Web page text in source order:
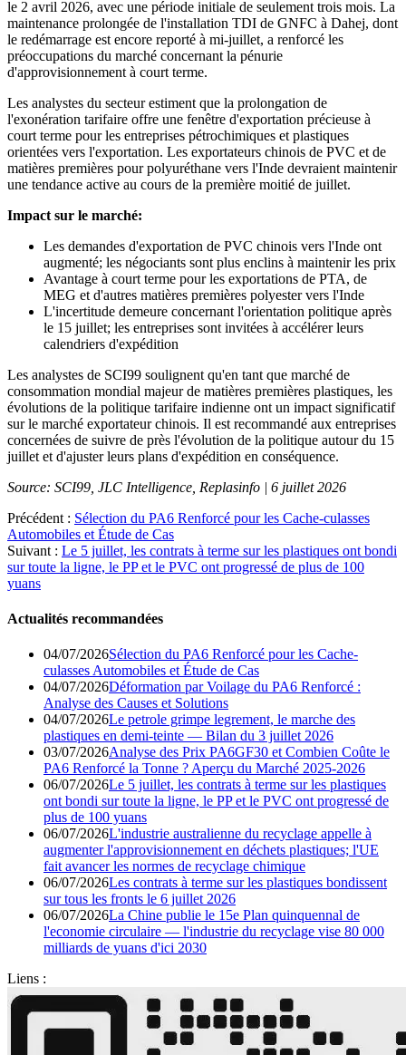
le 2 avril 2026, avec une période initiale de seulement trois mois. La
maintenance prolongée de l'installation TDI de GNFC à Dahej, dont
le redémarrage est encore reporté à mi-juillet, a renforcé les
préoccupations du marché concernant la pénurie
d'approvisionnement à court terme.
Les analystes du secteur estiment que la prolongation de
l'exonération tarifaire offre une fenêtre d'exportation précieuse à
court terme pour les entreprises pétrochimiques et plastiques
orientées vers l'exportation. Les exportateurs chinois de PVC et de
matières premières pour polyuréthane vers l'Inde devraient maintenir
une tendance active au cours de la première moitié de juillet.
Impact sur le marché:
Les demandes d'exportation de PVC chinois vers l'Inde ont
augmenté; les négociants sont plus enclins à maintenir les prix
Avantage à court terme pour les exportations de PTA, de
MEG et d'autres matières premières polyester vers l'Inde
L'incertitude demeure concernant l'orientation politique après
le 15 juillet; les entreprises sont invitées à accélérer leurs
calendriers d'expédition
Les analystes de SCI99 soulignent qu'en tant que marché de
consommation mondial majeur de matières premières plastiques, les
évolutions de la politique tarifaire indienne ont un impact significatif
sur le marché exportateur chinois. Il est recommandé aux entreprises
concernées de suivre de près l'évolution de la politique autour du 15
juillet et d'ajuster leurs plans d'expédition en conséquence.
Source: SCI99, JLC Intelligence, Replasinfo | 6 juillet 2026
Précédent : Sélection du PA6 Renforcé pour les Cache-culasses
Automobiles et Étude de Cas
Suivant : Le 5 juillet, les contrats à terme sur les plastiques ont bondi
sur toute la ligne, le PP et le PVC ont progressé de plus de 100
yuans
Actualités recommandées
04/07/2026Sélection du PA6 Renforcé pour les Cache-
culasses Automobiles et Étude de Cas
04/07/2026Déformation par Voilage du PA6 Renforcé :
Analyse des Causes et Solutions
04/07/2026Le petrole grimpe legrement, le marche des
plastiques en demi-teinte — Bilan du 3 juillet 2026
03/07/2026Analyse des Prix PA6GF30 et Combien Coûte le
PA6 Renforcé la Tonne ? Aperçu du Marché 2025-2026
06/07/2026Le 5 juillet, les contrats à terme sur les plastiques
ont bondi sur toute la ligne, le PP et le PVC ont progressé de
plus de 100 yuans
06/07/2026L'industrie australienne du recyclage appelle à
augmenter l'approvisionnement en déchets plastiques; l'UE
fait avancer les normes de recyclage chimique
06/07/2026Les contrats à terme sur les plastiques bondissent
sur tous les fronts le 6 juillet 2026
06/07/2026La Chine publie le 15e Plan quinquennal de
l'economie circulaire — l'industrie du recyclage vise 80 000
milliards de yuans d'ici 2030
Liens :